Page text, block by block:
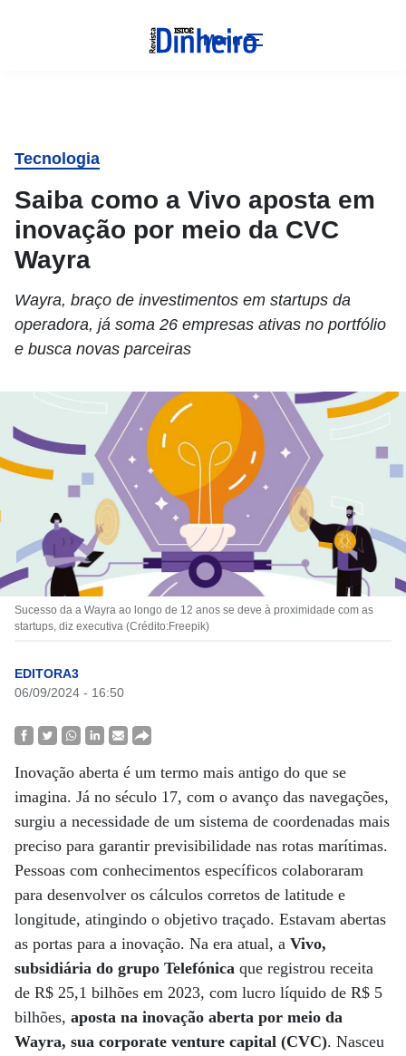
Menu
Tecnologia
Saiba como a Vivo aposta em
inovação por meio da CVC
Wayra
Wayra, braço de investimentos em startups da
operadora, já soma 26 empresas ativas no portfólio
e busca novas parceiras
Sucesso da a Wayra ao longo de 12 anos se deve à proximidade com as
startups, diz executiva (Crédito:Freepik)
EDITORA3
06/09/2024 - 16:50
Inovação aberta é um termo mais antigo do que se
imagina. Já no século 17, com o avanço das navegações,
surgiu a necessidade de um sistema de coordenadas mais
preciso para garantir previsibilidade nas rotas marítimas.
Pessoas com conhecimentos específicos colaboraram
para desenvolver os cálculos corretos de latitude e
longitude, atingindo o objetivo traçado. Estavam abertas
as portas para a inovação. Na era atual, a Vivo,
subsidiária do grupo Telefónica que registrou receita
de R$ 25,1 bilhões em 2023, com lucro líquido de R$ 5
bilhões, aposta na inovação aberta por meio da
Wayra, sua corporate venture capital (CVC). Nasceu